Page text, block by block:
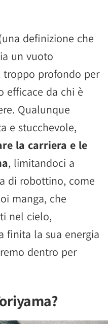
definizione che
un vuoto
profondo per
efficace da chi è
Qualunque
e stucchevole,
la carriera e le
, limitandoci a
di robottino, come
manga, che
nel cielo,
finita la sua energia
dentro per